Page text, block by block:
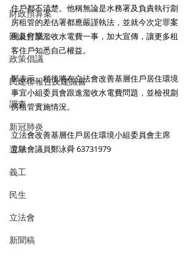
財政預算案
圓桌會議
政策倡議
民建聯報告及建議書
調查
新冠肺炎
選舉
義工
民生
立法會
新聞稿
住戶都不清楚。他稱無論是水務署及負責執行劏
房租管的差估署都應嚴謹執法，並就今次定罪案
例及打擊濫收水電費一事，加大宣傳，讓更多租
客住戶知悉自己權益。
鄭表示，稍後將在立法會改善基層住戶居住環境
事宜小組委員會跟進濫收水電費問題，並檢視劏
房租管實施情況。
立法會改善基層住戶居住環境小組委員會主席
立法會議員鄭泳舜 63731979